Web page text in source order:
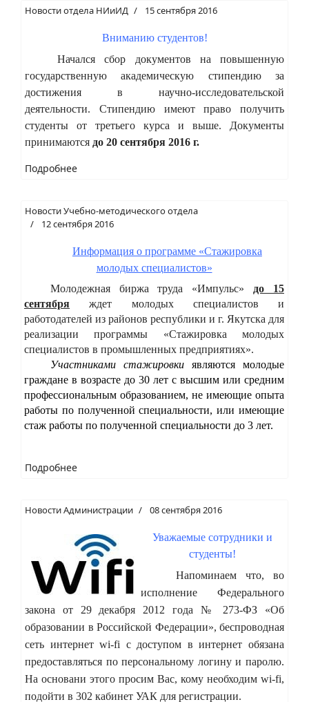
Новости отдела НИиИД 15 сентября 2016
Вниманию студентов!
Начался сбор документов на повышенную
государственную академическую стипендию за
достижения в научно-исследовательской
деятельности. Стипендию имеют право получить
студенты от третьего курса и выше. Документы
принимаются до 20 сентября 2016 г.
Подробнее
Новости Учебно-методического отдела
12 сентября 2016
Информация о программе «Стажировка
молодых специалистов»
Молодежная биржа труда «Импульс» до 15
сентября ждет молодых специалистов и
работодателей из районов республики и г. Якутска для
реализации программы «Стажировка молодых
специалистов в промышленных предприятиях».
Участниками стажировкиявляются молодые
граждане в возрасте до 30 лет с высшим или средним
профессиональным образованием, не имеющие опыта
работы по полученной специальности, или имеющие
стаж работы по полученной специальности до 3 лет.
Подробнее
Новости Администрации 08 сентября 2016
Уважаемые сотрудники и
студенты!
Напоминаем что, во
исполнение Федерального
закона от 29 декабря 2012 года № 273-ФЗ «Об
образовании в Российской Федерации», беспроводная
сеть интернет wi-fi с доступом в интернет обязана
предоставляться по персональному логину и паролю.
На основани этого просим Вас, кому необходим wi-fi,
подойти в 302 кабинет УАК для регистрации.